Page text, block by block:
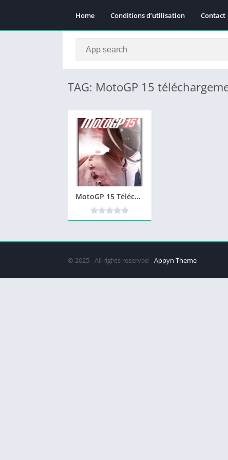
Home Conditions d’utilisation Contact
TAG: MotoGP 15
MotoGP 15 Télécharger jeu PC
© 2025 - All rights reserved -Appyn Theme